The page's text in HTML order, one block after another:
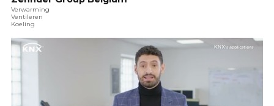
Verwarming
Ventileren
Koeling